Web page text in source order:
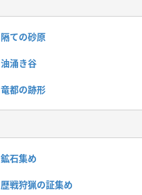
隔ての砂原
油涌き谷
竜都の跡形
鉱石集め
歴戦狩猟の証集め